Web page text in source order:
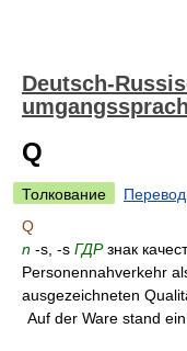
Deutsch-
Q
Толкование
Перевод
Q
n -s, -s ГДРзнак
Personennahverkehr
ausgezeichneten
Auf der Ware stand